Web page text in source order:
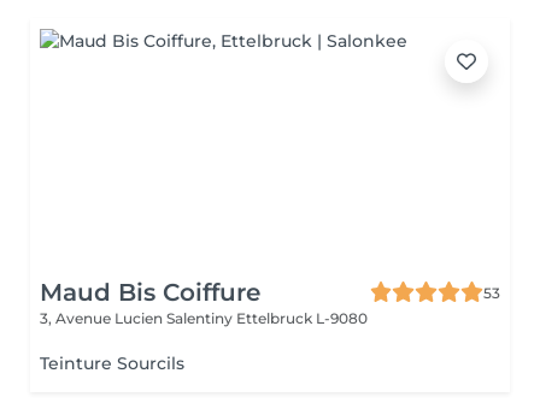
Maud Bis Coiffure
53
3, Avenue Lucien Salentiny Ettelbruck L-9080
Teinture Sourcils